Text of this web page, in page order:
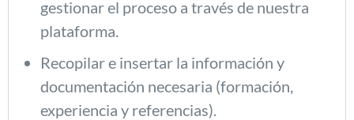
gestionar el proceso a través de nuestra
plataforma.
Recopilar e insertar la información y
documentación necesaria (formación,
experiencia y referencias).